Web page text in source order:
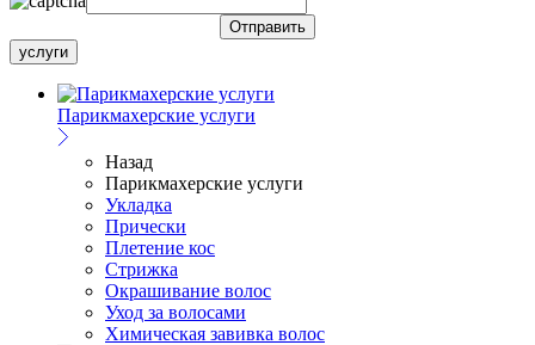
услуги
Парикмахерские услуги
Назад
Парикмахерские услуги
Укладка
Прически
Плетение кос
Стрижка
Окрашивание волос
Уход за волосами
Химическая завивка волос